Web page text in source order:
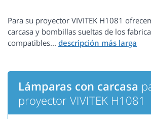
Para su proyector VIVITEK H1081
carcasa y bombillas sueltas de los
compatibles...
Lámparas con carcasa
proyector VIVITEK H1081